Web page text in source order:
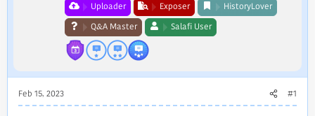
Uploader
Exposer
HistoryLover
Q&A Master
Salafi User
Feb 15, 2023 #1